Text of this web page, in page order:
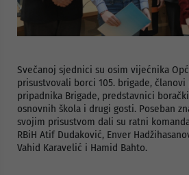
Svečanoj sjednici su osim vijećnika
prisustvovali borci 105. brigade,
pripadnika Brigade, predstavnici
osnovnih škola i drugi gosti. Poseban
svojim prisustvom dali su ratni
RBiH Atif Dudaković, Enver
Vahid Karavelić i Hamid Bahto.